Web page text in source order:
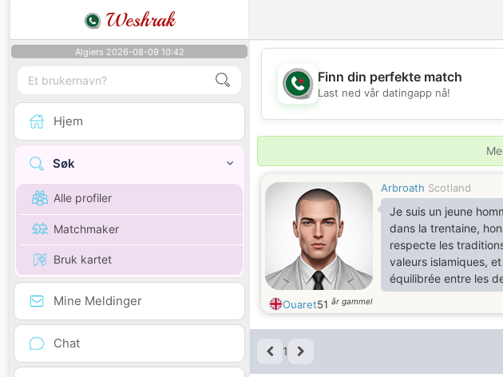
Weshrak
Algiers 2026-08-09 10:42
Hjem
Søk
Alle profiler
Matchmaker
Bruk kartet
Mine Meldinger
Chat
💖
Finn din perfekte match
Last ned vår datingapp nå!
Arbroath Scotland
Je suis un jeune
dans la trentaine,
respecte les
valeurs islamiques,
équilibrée entre les
recherche une
pour le mariage,
France, afin de
Ouaret51 år gammel
1